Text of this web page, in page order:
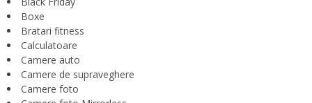
Boxe
Bratari fitness
Calculatoare
Camere auto
Camere de supraveghere
Camere foto